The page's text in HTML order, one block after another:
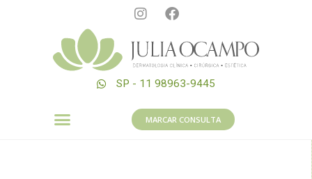
SP - 11 98963-9445
MARCAR CONSULTA